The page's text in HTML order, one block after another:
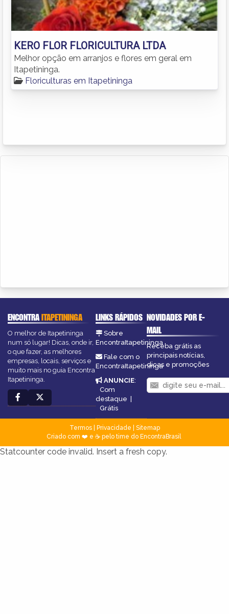
KERO FLOR FLORICULTURA LTDA
Melhor opção em arranjos e flores em geral em
Itapetininga.
Floriculturas em Itapetininga
ENCONTRAITAPETININGA
O melhor de Itapetininga
num só lugar! Dicas, onde ir,
o que fazer, as melhores
empresas, locais, serviços e
muito mais no guia Encontra
Itapetininga.
LINKS RÁPIDOS
Sobre
EncontraItapetininga
Fale com o
EncontraItapetininga
ANUNCIE:
Com
destaque |
Grátis
NOVIDADES POR E-
MAIL
Receba grátis as
principais notícias,
dicas e promoções
Termos| Privacidade
Sitemap
Criado com ❤️ e ☕ pelo time do EncontraBrasil
Statcounter code invalid. Insert a fresh copy.